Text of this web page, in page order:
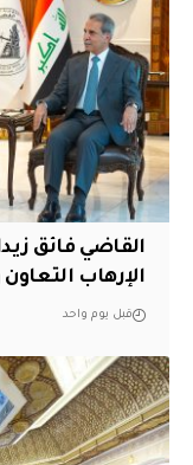
القاضي فائق
الإرهاب
قبل يوم واحد